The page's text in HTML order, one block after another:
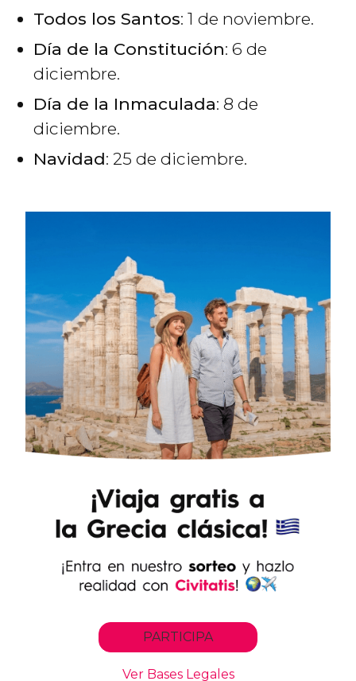
Todos los Santos: 1 de noviembre.
Día de la Constitución: 6 de
diciembre.
Día de la Inmaculada: 8 de
diciembre.
Navidad: 25 de diciembre.